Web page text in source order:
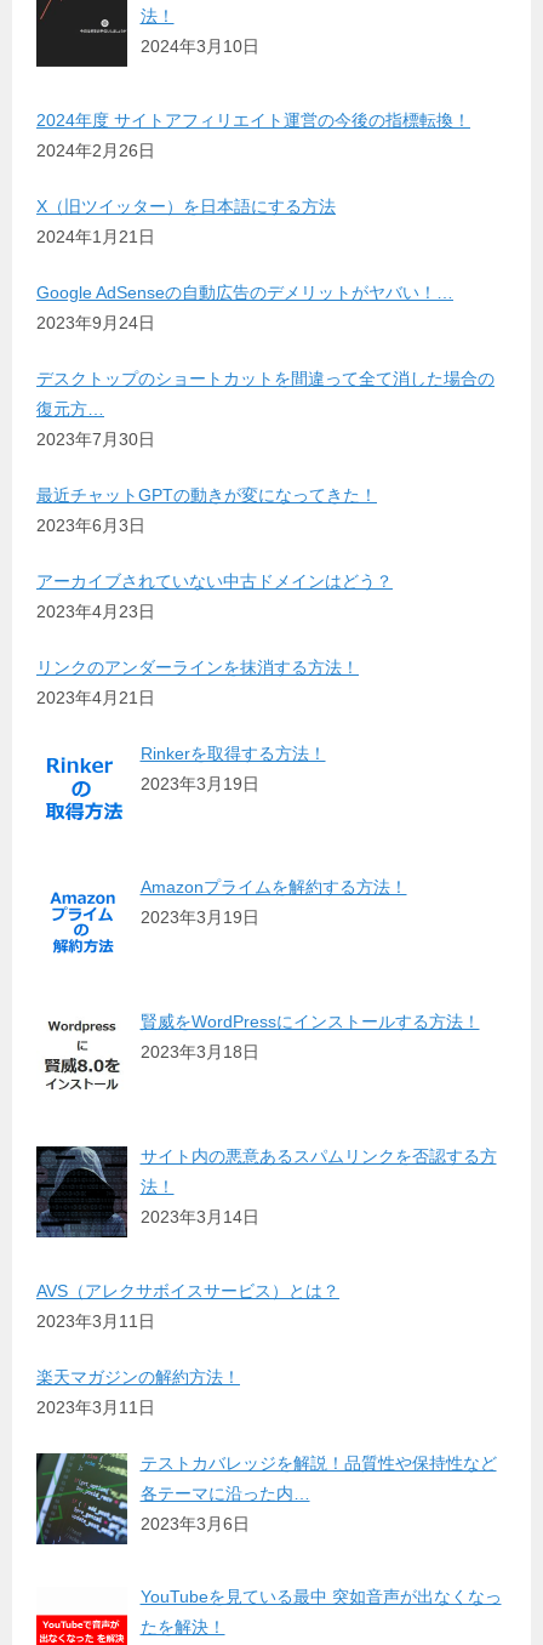
法！
2024年3月10日
2024年度 サイトアフィリエイト運営の今後の指標転換！
2024年2月26日
X（旧ツイッター）を日本語にする方法
2024年1月21日
Google AdSenseの自動広告のデメリットがヤバい！…
2023年9月24日
デスクトップのショートカットを間違って全て消した場合の
復元方…
2023年7月30日
最近チャットGPTの動きが変になってきた！
2023年6月3日
アーカイブされていない中古ドメインはどう？
2023年4月23日
リンクのアンダーラインを抹消する方法！
2023年4月21日
Rinkerを取得する方法！
2023年3月19日
Amazonプライムを解約する方法！
2023年3月19日
賢威をWordPressにインストールする方法！
2023年3月18日
サイト内の悪意あるスパムリンクを否認する方
法！
2023年3月14日
AVS（アレクサボイスサービス）とは？
2023年3月11日
楽天マガジンの解約方法！
2023年3月11日
テストカバレッジを解説！品質性や保持性など
各テーマに沿った内…
2023年3月6日
YouTubeを見ている最中 突如音声が出なくなっ
たを解決！